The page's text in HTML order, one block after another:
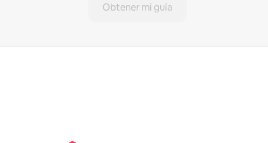
Obtener mi guía